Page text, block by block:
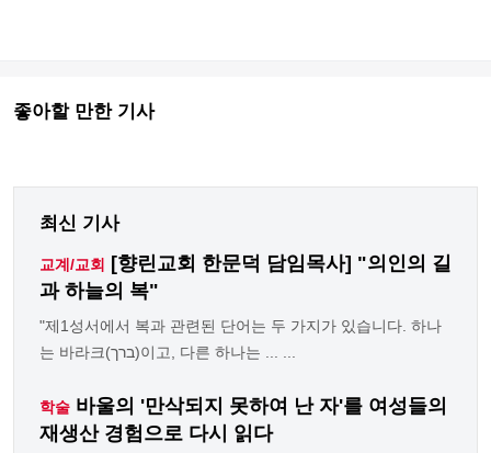
좋아할 만한 기사
최신 기사
교계/교회 [향린교회 한문덕 담임목사] "의인의 길
과 하늘의 복"
"제1성서에서 복과 관련된 단어는 두 가지가 있습니다. 하나
는 바라크(ברך)이고, 다른 하나는 ... ...
학술 바울의 '만삭되지 못하여 난 자'를 여성들의
재생산 경험으로 다시 읽다